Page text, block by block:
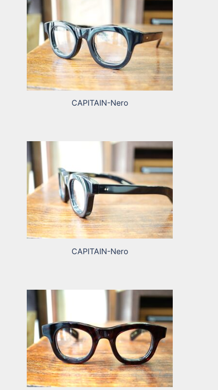
CAPITAIN-Nero
CAPITAIN-Nero